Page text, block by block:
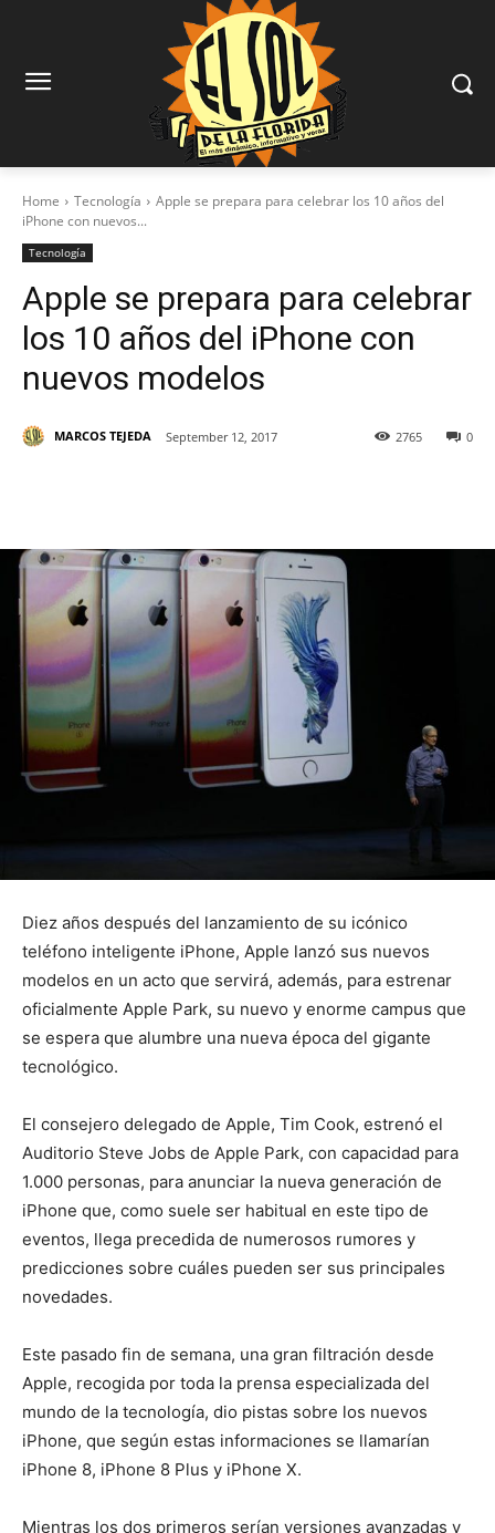
Home Tecnología
Apple se prepara para celebrar los 10 años del
iPhone con nuevos...
Tecnología
Apple se prepara para celebrar
los 10 años del iPhone con
nuevos modelos
MARCOS TEJEDA September 12, 2017 0
2765
Diez años después del lanzamiento de su icónico
teléfono inteligente iPhone, Apple lanzó sus nuevos
modelos en un acto que servirá, además, para estrenar
oficialmente Apple Park, su nuevo y enorme campus que
se espera que alumbre una nueva época del gigante
tecnológico.
El consejero delegado de Apple, Tim Cook, estrenó el
Auditorio Steve Jobs de Apple Park, con capacidad para
1.000 personas, para anunciar la nueva generación de
iPhone que, como suele ser habitual en este tipo de
eventos, llega precedida de numerosos rumores y
predicciones sobre cuáles pueden ser sus principales
novedades.
Este pasado fin de semana, una gran filtración desde
Apple, recogida por toda la prensa especializada del
mundo de la tecnología, dio pistas sobre los nuevos
iPhone, que según estas informaciones se llamarían
iPhone 8, iPhone 8 Plus y iPhone X.
Mientras los dos primeros serían versiones avanzadas y